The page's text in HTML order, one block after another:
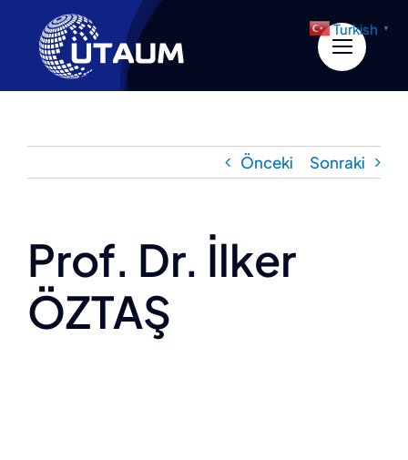
Önceki Sonraki
Prof. Dr. İlker
ÖZTAŞ
Turkish ▼